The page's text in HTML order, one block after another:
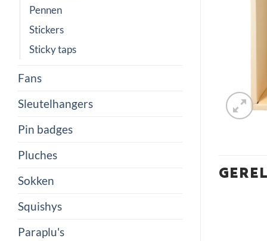
Pennen
Stickers
Sticky taps
Fans
Sleutelhangers
Pin badges
Pluches
Sokken
Squishys
Paraplu's